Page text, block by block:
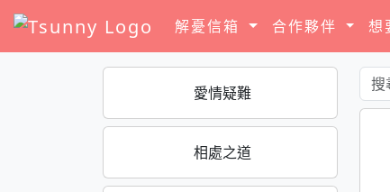
解憂信箱 合作夥伴 想
愛情疑難
相處之道